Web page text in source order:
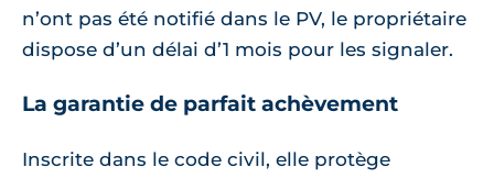
n’ont pas été notifié dans le PV, le propriétaire
dispose d’un délai d’1 mois pour les signaler.
La garantie de parfait achèvement
Inscrite dans le code civil, elle protège